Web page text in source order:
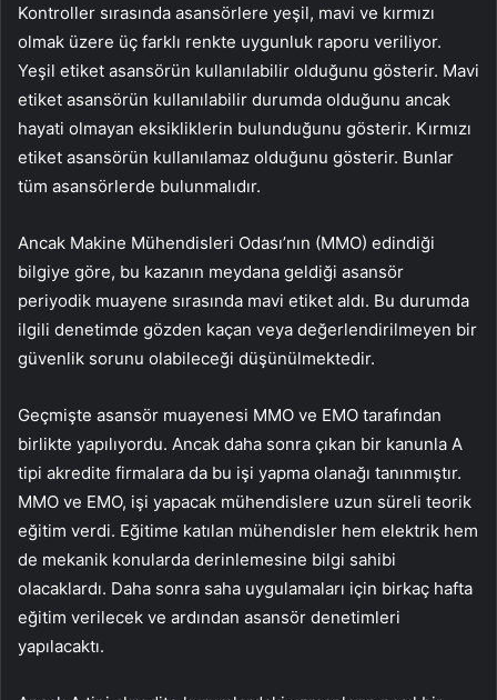
Kontroller sırasında asansörlere yeşil, mavi ve kırmızı
olmak üzere üç farklı renkte uygunluk raporu veriliyor.
Yeşil etiket asansörün kullanılabilir olduğunu gösterir. Mavi
etiket asansörün kullanılabilir durumda olduğunu ancak
hayati olmayan eksikliklerin bulunduğunu gösterir. Kırmızı
etiket asansörün kullanılamaz olduğunu gösterir. Bunlar
tüm asansörlerde bulunmalıdır.
Ancak Makine Mühendisleri Odası’nın (MMO) edindiği
bilgiye göre, bu kazanın meydana geldiği asansör
periyodik muayene sırasında mavi etiket aldı. Bu durumda
ilgili denetimde gözden kaçan veya değerlendirilmeyen bir
güvenlik sorunu olabileceği düşünülmektedir.
Geçmişte asansör muayenesi MMO ve EMO tarafından
birlikte yapılıyordu. Ancak daha sonra çıkan bir kanunla A
tipi akredite firmalara da bu işi yapma olanağı tanınmıştır.
MMO ve EMO, işi yapacak mühendislere uzun süreli teorik
eğitim verdi. Eğitime katılan mühendisler hem elektrik hem
de mekanik konularda derinlemesine bilgi sahibi
olacaklardı. Daha sonra saha uygulamaları için birkaç hafta
eğitim verilecek ve ardından asansör denetimleri
yapılacaktı.